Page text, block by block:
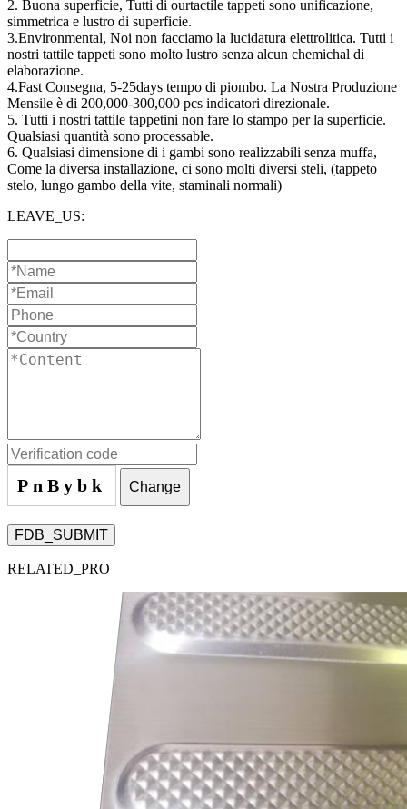
2. Buona superficie, Tutti di ourtactile tappeti sono unificazione,
simmetrica e lustro di superficie.
3.Environmental, Noi non facciamo la lucidatura elettrolitica. Tutti i
nostri tattile tappeti sono molto lustro senza alcun chemichal di
elaborazione.
4.Fast Consegna, 5-25days tempo di piombo. La Nostra Produzione
Mensile è di 200,000-300,000 pcs indicatori direzionale.
5. Tutti i nostri tattile tappetini non fare lo stampo per la superficie.
Qualsiasi quantità sono processable.
6. Qualsiasi dimensione di i gambi sono realizzabili senza muffa,
Come la diversa installazione, ci sono molti diversi steli, (tappeto
stelo, lungo gambo della vite, staminali normali)
LEAVE_US:
PnBybk Change
FDB_SUBMIT
RELATED_PRO